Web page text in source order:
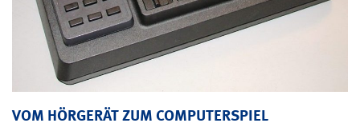
VOM HÖRGERÄT ZUM COMPUTERSPIEL